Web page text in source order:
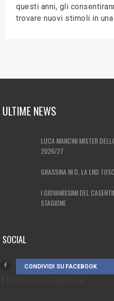
questi anni, gli
trovare nuovi stimoli in
ULTIME NEWS
LUCA MANCINI MISTER
2026/27
GRASSINA IN D, LA LND
I GIOVANISSIMI DEL
STAGIONE
SOCIAL
CONDIVIDI SU FACEBOOK